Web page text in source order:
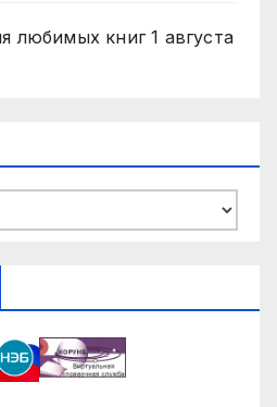
любимых книг 1 августа